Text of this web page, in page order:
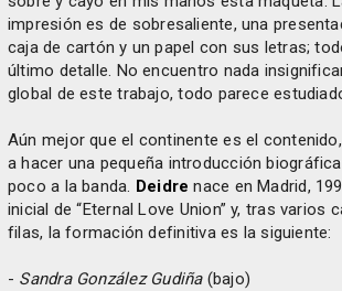
impresión es de sobresaliente, una
caja de cartón y un papel con sus letras;
último detalle. No encuentro nada
global de este trabajo, todo parece
Aún mejor que el continente es el
a hacer una pequeña introducción
poco a la banda. Deidre nace en Madrid,
inicial de “Eternal Love Union” y, tras varios
filas, la formación definitiva es la siguiente:
- Sandra González Gudiña(bajo)